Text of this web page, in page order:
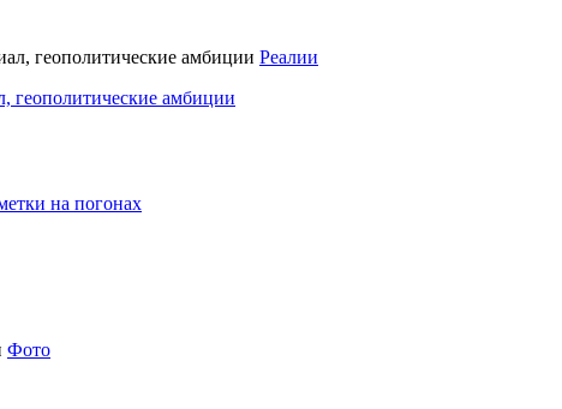
Реалии
геополитические амбиции
на погонах
Фото